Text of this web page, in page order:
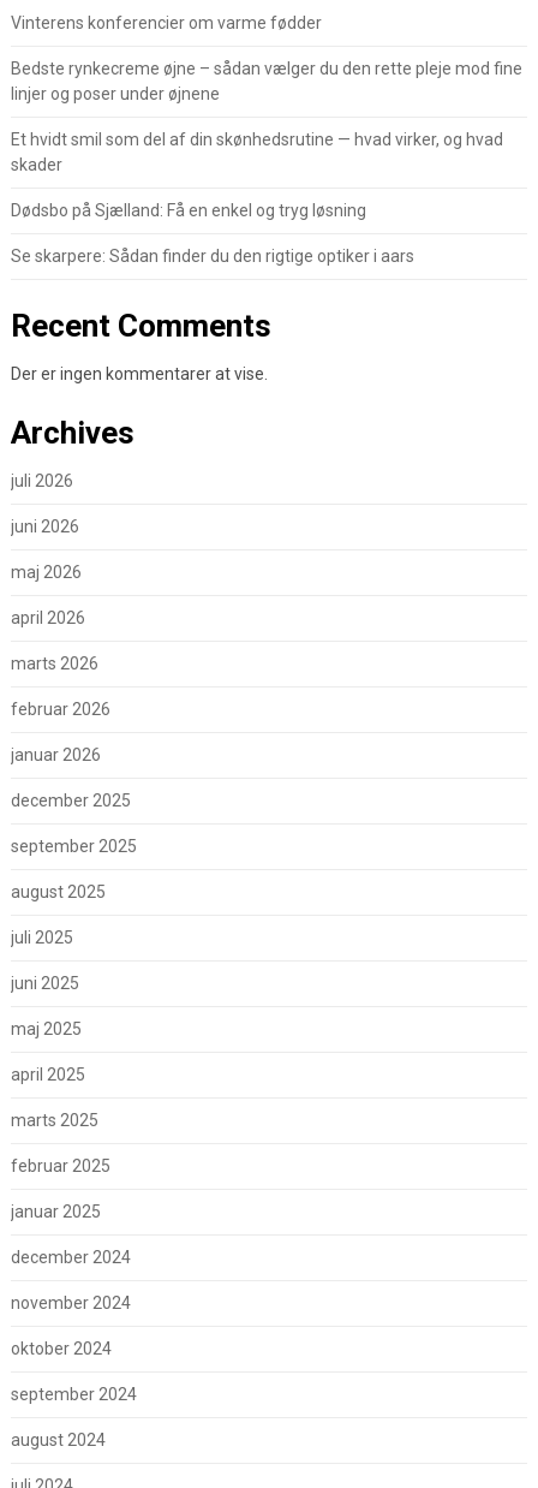
Vinterens konferencier om varme fødder
Bedste rynkecreme øjne – sådan vælger du den rette pleje mod fine
linjer og poser under øjnene
Et hvidt smil som del af din skønhedsrutine — hvad virker, og hvad
skader
Dødsbo på Sjælland: Få en enkel og tryg løsning
Se skarpere: Sådan finder du den rigtige optiker i aars
Recent Comments
Der er ingen kommentarer at vise.
Archives
juli 2026
juni 2026
maj 2026
april 2026
marts 2026
februar 2026
januar 2026
december 2025
september 2025
august 2025
juli 2025
juni 2025
maj 2025
april 2025
marts 2025
februar 2025
januar 2025
december 2024
november 2024
oktober 2024
september 2024
august 2024